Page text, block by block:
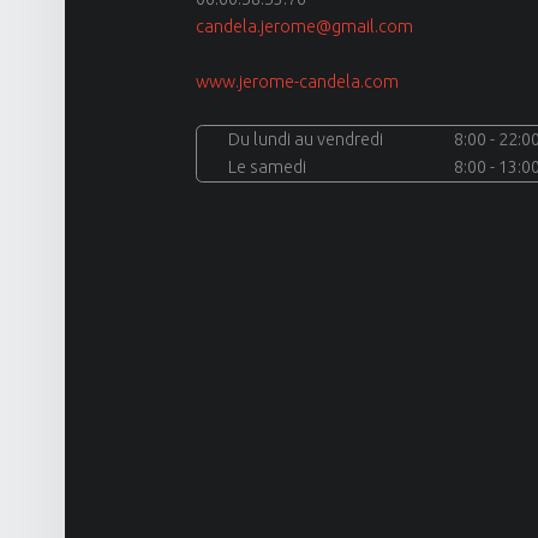
navigation
candela.jerome@gmail.com
www.jerome-candela.com
Du lundi au vendredi
8:00 - 22:00
Le samedi
8:00 - 13:00